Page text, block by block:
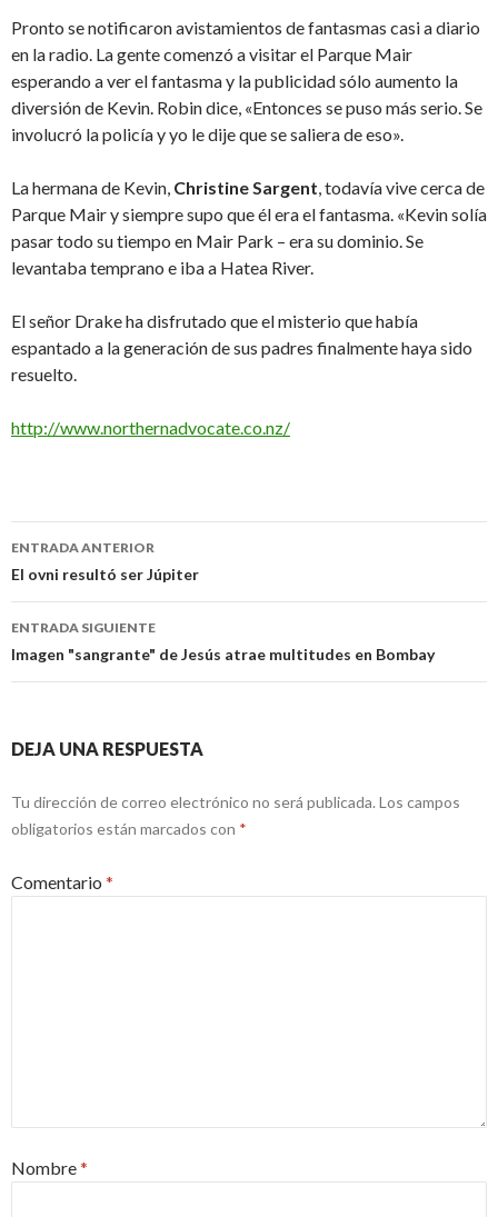
Pronto se notificaron avistamientos de fantasmas casi a diario
en la radio. La gente comenzó a visitar el Parque Mair
esperando a ver el fantasma y la publicidad sólo aumento la
diversión de Kevin. Robin dice, «Entonces se puso más serio. Se
involucró la policía y yo le dije que se saliera de eso».
La hermana de Kevin, Christine Sargent, todavía vive cerca de
Parque Mair y siempre supo que él era el fantasma. «Kevin solía
pasar todo su tiempo en Mair Park – era su dominio. Se
levantaba temprano e iba a Hatea River.
El señor Drake ha disfrutado que el misterio que había
espantado a la generación de sus padres finalmente haya sido
resuelto.
http://www.northernadvocate.co.nz/
Navegación
de
entradas
ENTRADA ANTERIOR
El ovni resultó ser Júpiter
ENTRADA SIGUIENTE
Imagen "sangrante" de Jesús atrae multitudes en Bombay
DEJA UNA RESPUESTA
Tu dirección de correo electrónico no será publicada. Los campos
obligatorios están marcados con *
Comentario *
Nombre*